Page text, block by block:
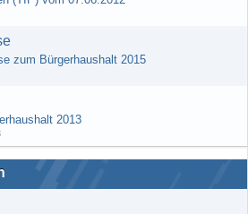
zum Bürgerhaushalt 2015
2013